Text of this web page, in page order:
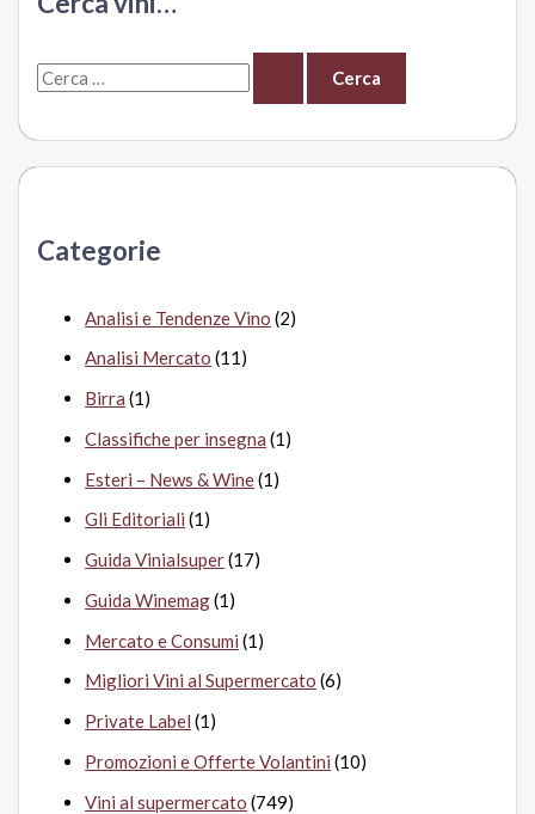
C
r
:Categorie
Analisi e Tendenze Vino (2)
Analisi Mercato (11)
Birra (1)
Classifiche per insegna (1)
Esteri – News & Wine(1)
Gli Editoriali (1)
Guida Vinialsuper(17)
Guida Winemag(1)
Mercato e Consumi (1)
Migliori Vini al Supermercato (6)
Private Label (1)
Promozioni e Offerte Volantini (10)
Vini al supermercato (749)